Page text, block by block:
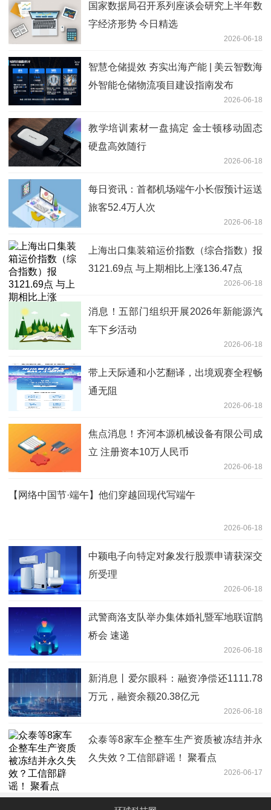
国家数据局召开系列座谈会研究上半年数
字经济形势 今日精选
2026-06-18
智慧仓储提效 夯实出海产能 | 美云智数海
外智能仓储物流项目建设指南发布
2026-06-18
教学培训素材一盘搞定 金士顿移动固态
硬盘高效随行
2026-06-18
每日资讯：首都机场端午小长假预计运送
旅客52.4万人次
2026-06-18
上海出口集装箱运价指数（综合指数）报
3121.69点 与上期相比上涨136.47点
2026-06-18
消息！五部门组织开展2026年新能源汽
车下乡活动
2026-06-18
带上天际通和小艺翻译，出境观赛全程畅
通无阻
2026-06-18
焦点消息！齐河本源机械设备有限公司成
立 注册资本10万人民币
2026-06-18
【网络中国节·端午】他们穿越回现代写端午
2026-06-18
中颖电子向特定对象发行股票申请获深交
所受理
2026-06-18
武警商洛支队举办集体婚礼暨军地联谊鹊
桥会 速递
2026-06-18
新消息丨爱尔眼科：融资净偿还1111.78
万元，融资余额20.38亿元
2026-06-18
众泰等8家车企整车生产资质被冻结并永
久失效？工信部辟谣！ 聚看点
2026-06-17